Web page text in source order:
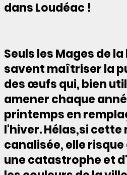
dans Loudéac !
Seuls les Mages de
savent maîtriser la
des œufs qui, bien
amener chaque
printemps en
l'hiver. Hélas,si cette
canalisée, elle
une catastrophe et